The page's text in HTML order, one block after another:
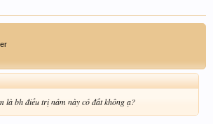
là bh điều trị nám này có đắt không ạ?